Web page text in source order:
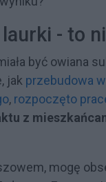
- to
być owiana
jak przebudowa
, rozpoczęto
z
mogę